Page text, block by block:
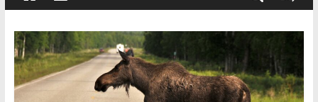
мероприятии «Сохраним
первоцветы!»
В вольере Воронинского
заповедника родились крапчатые
суслики